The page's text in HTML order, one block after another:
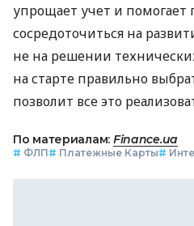
упрощает учет и
сосредоточиться на
не на решении
на старте правильно
позволит все это
По материалам: Finance.ua
# ФЛП# Платежные Карты#